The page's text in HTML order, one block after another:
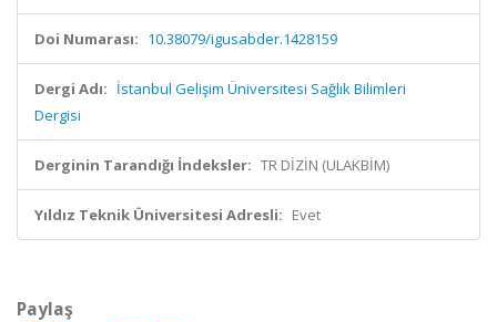
Doi Numarası: 10.38079/igusabder.1428159
Dergi Adı: İstanbul Gelişim Üniversitesi Sağlık Bilimleri
Dergisi
Derginin Tarandığı İndeksler: TR DİZİN (ULAKBİM)
Yıldız Teknik Üniversitesi Adresli: Evet
Paylaş